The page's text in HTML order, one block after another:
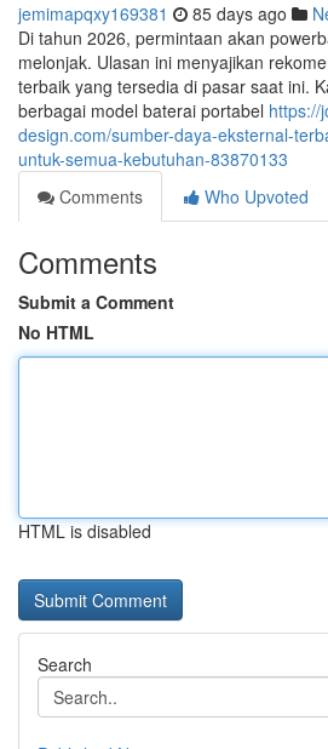
jemimapqxy169381 85 days ago
Di tahun 2026, permintaan akan
melonjak. Ulasan ini menyajikan
terbaik yang tersedia di pasar saat ini.
berbagai model baterai portabel https://
design.com/sumber-daya-eksternal-
untuk-semua-kebutuhan-83870133
Comments
Who Upvoted
Comments
Submit a Comment
No HTML
HTML is disabled
Search